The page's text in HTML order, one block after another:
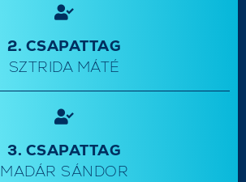
2. CSAPATTAG
SZTRIDA MÁTÉ
3. CSAPATTAG
MADÁR SÁNDOR